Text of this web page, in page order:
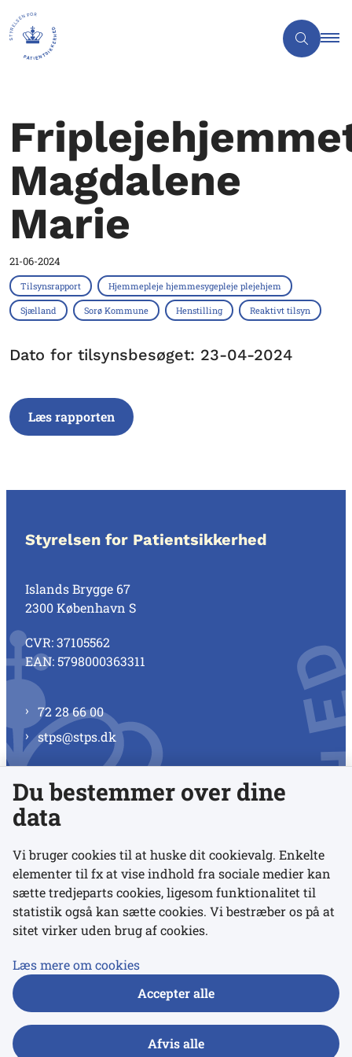
Magdalene
Marie
21-06-2024
Tilsynsrapport Hjemmepleje hjemmesygepleje plejehjem
Sjælland Sorø Kommune Henstilling Reaktivt tilsyn
Dato for tilsynsbesøget: 23-04-2024
Læs rapporten
Styrelsen for Patientsikkerhed
Islands Brygge 67
2300 København S
CVR: 37105562
EAN: 5798000363311
72 28 66 00
stps@stps.dk
Se alle kontaktnumre
Links
Udgivelser
Du bestemmer over dine
data
Vi bruger cookies til at huske dit cookievalg. Enkelte
elementer til fx at vise indhold fra sociale medier kan
sætte tredjeparts cookies, ligesom funktionalitet til
statistik også kan sætte cookies. Vi bestræber os på at
sitet virker uden brug af cookies.
Læs mere om cookies
Accepter alle
Afvis alle